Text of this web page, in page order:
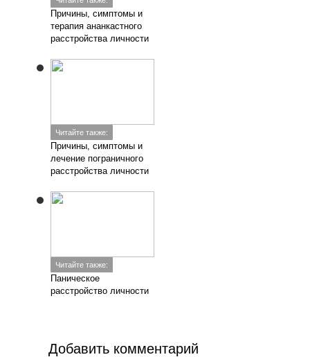
Причины, симптомы и
терапия ананкастного
расстройства личности
Читайте также:
Причины, симптомы и
лечение пограничного
расстройства личности
Читайте также:
Паническое
расстройство личности
Добавить комментарий